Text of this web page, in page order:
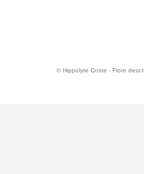
© Hippolyte Coste - Flore